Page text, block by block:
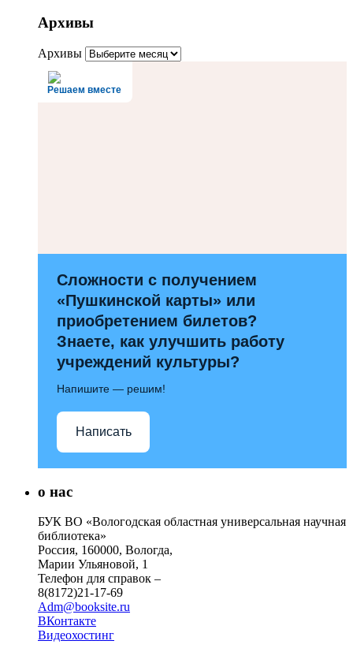
Архивы
Архивы
Решаем вместе
Сложности с получением
«Пушкинской карты» или
приобретением билетов?
Знаете, как улучшить работу
учреждений культуры?
Напишите — решим!
Написать
о нас
БУК ВО «Вологодская областная универсальная научная
библиотека»
Россия, 160000, Вологда,
Марии Ульяновой, 1
Телефон для справок –
8(8172)21-17-69
Adm@booksite.ru
ВКонтакте
Видеохостинг